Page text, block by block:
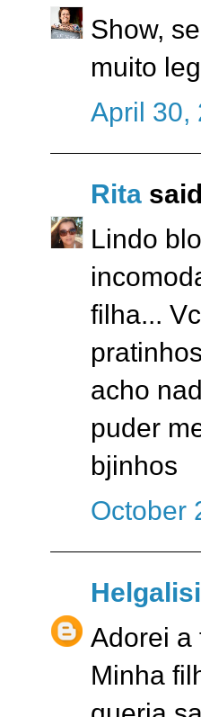
Show,
muito
April 30,
Rita
Lindo
filha...
acho
puder
bjinhos
October
Helgalisi
Adorei a
Minha